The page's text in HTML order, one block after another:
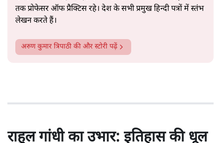
तक प्रोफेसर ऑफ प्रैक्टिस रहे। देश के सभी प्रमुख हिन्दी पत्रों में स्तंभ
लेखन करते हैं।
अरुण कुमार त्रिपाठी की और स्टोरी पढ़ें
राहुल गांधी का उभार: इतिहास की धूल